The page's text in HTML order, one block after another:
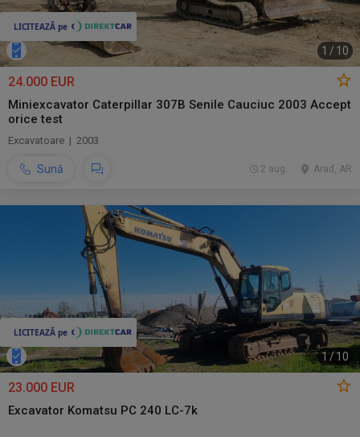
1 / 10
24.000 EUR
Miniexcavator Caterpillar 307B Senile Cauciuc 2003 Accept
orice test
Excavatoare | 2003
Sună Arad, AR
2 aug.
1 /10
23.000 EUR
Excavator Komatsu PC 240 LC-7k